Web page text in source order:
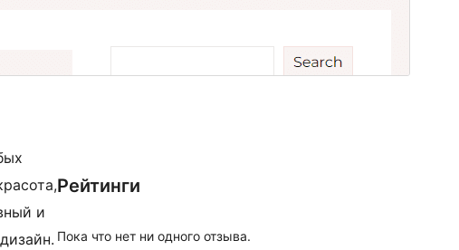
и
Рейтинги
Пока что нет ни одного отзыва.